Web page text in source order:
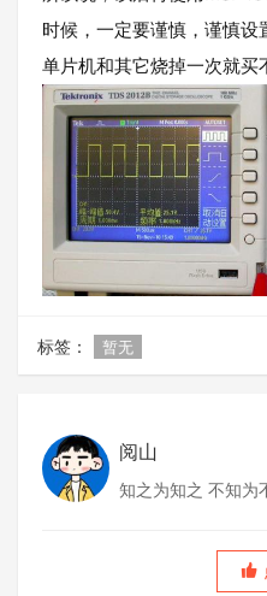
时候，一定要谨慎，谨慎设
单片机和其它烧掉一次就买
标签： 暂无
阅山
知之为知之 不知为